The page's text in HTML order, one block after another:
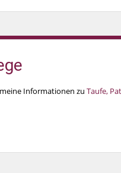
Informationen zu Taufe,